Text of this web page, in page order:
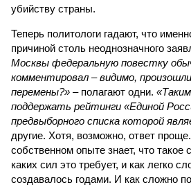
убийству страны.
Теперь политологи гадают, что
причиной столь неоднозначного
Москвы федеральную повестку
комментировал – видимо,
перемены?» – полагают одни.
поддержать рейтинги «Единой
предвыборного списка которой
другие. Хотя, возможно, ответ
собственном опыте знает, что такое
каких сил это требует, и как легко
создавалось годами. И как сложно